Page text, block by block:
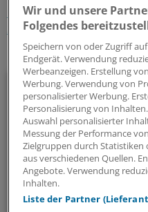
Kolorektales Karzinom/
Suchtkrankheiten
Ihr Newsletter zum
Onkologie
Unser Newsletter zur
Neuigkeiten zum
zusammen -
Wir und unsere
Folgendes
Speichern von oder Zugriff
Endgerät. Verwendung
Werbeanzeigen. Erstellung
Werbung. Verwendung von
personalisierter Werbung.
Personalisierung von
Auswahl personalisierter
Messung der Performance
Zielgruppen durch
aus verschiedenen Quellen.
Angebote. Verwendung
Inhalten.
Liste der Partner